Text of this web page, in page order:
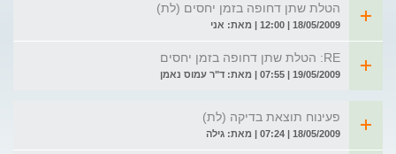
הטלת שתן דחופה בזמן יחסים (לת)
18/05/2009 | 12:00 | מאת: אני
RE: הטלת שתן דחופה בזמן יחסים
19/05/2009 | 07:55 | מאת: ד"ר עמוס נאמן
פעינוח תוצאת בדיקה (לת)
18/05/2009 | 07:24 | מאת: גילה